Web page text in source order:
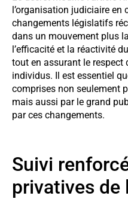
l’organisation judiciaire en
changements législatifs
dans un mouvement plus
l’efficacité et la réactivité
tout en assurant le
individus. Il est essentiel
comprises non seulement
mais aussi par le grand
par ces changements.
Suivi
privatives de